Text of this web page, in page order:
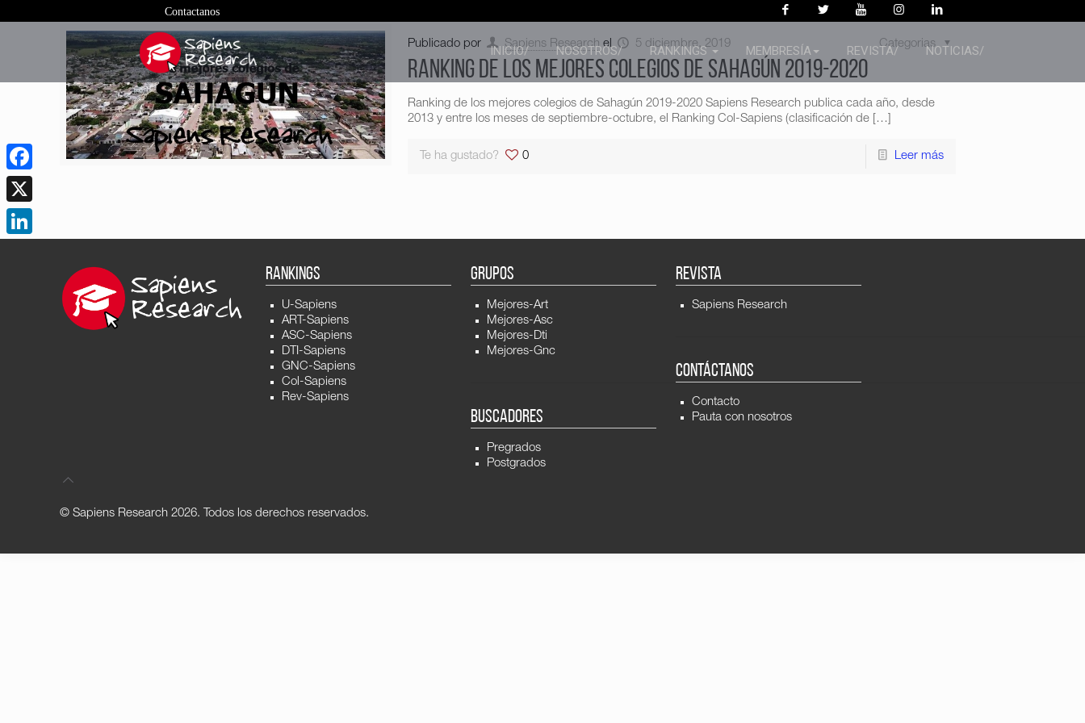
Contactanos
INICIO/ NOSOTROS/ RANKINGS MEMBRESÍA REVISTA/ NOTICIAS/
Publicado por Sapiens Research el 5 diciembre, 2019 Categorias
Ranking de los mejores colegios de Sahagún 2019-2020
Ranking de los mejores colegios de Sahagún 2019-2020 Sapiens Research publica cada año, desde
2013 y entre los meses de septiembre-octubre, el Ranking Col-Sapiens (clasificación de[…]
Te ha gustado? 0 Leer más
RANKINGS
U-Sapiens
ART-Sapiens
ASC-Sapiens
DTI-Sapiens
GNC-Sapiens
Col-Sapiens
Rev-Sapiens
GRUPOS
Mejores-Art
Mejores-Asc
Mejores-Dti
Mejores-Gnc
BUSCADORES
Pregrados
Postgrados
REVISTA
Sapiens Research
CONTÁCTANOS
Contacto
Pauta con nosotros
© Sapiens Research2026. Todos los derechos reservados.
Facebook
X